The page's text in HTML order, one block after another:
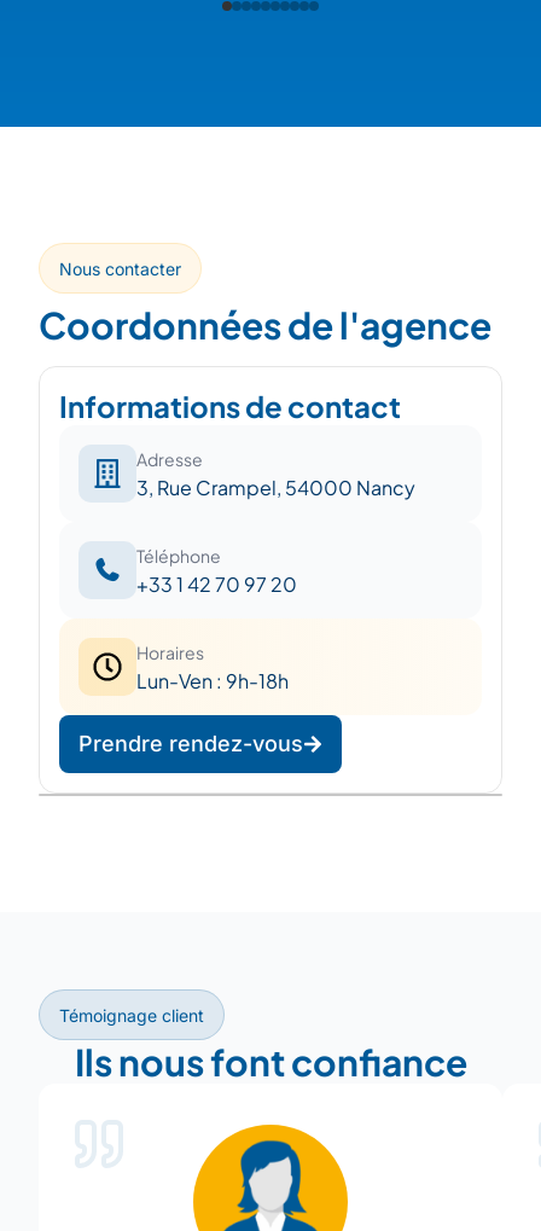
Nous contacter
Coordonnées de l'agence
Informations de contact
Adresse
3, Rue Crampel, 54000 Nancy
Téléphone
+33 1 42 70 97 20
Horaires
Lun-Ven : 9h-18h
Prendre rendez-vous
Témoignage client
Ils nous font confiance